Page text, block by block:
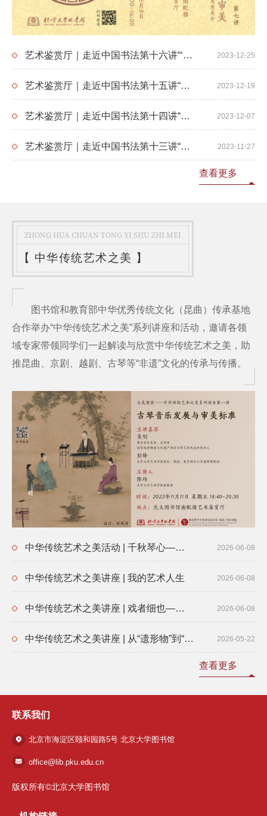
2023-12-25
艺术鉴赏厅｜走近中国书法第十六讲“‘书画同源’与‘以书入画’：书法何以成就文人画？”
2023-12-19
艺术鉴赏厅｜走近中国书法第十五讲“我们有过怎样的书法传统？”
2023-12-07
艺术鉴赏厅｜走近中国书法第十四讲“反丑书还是反俗书”
2023-11-27
艺术鉴赏厅｜走近中国书法第十三讲“汉代的篆书”
查看更多
ZHONG HUA CHUAN TONG YI SHU ZHI MEI
【 中华传统艺术之美 】
图书馆和教育部中华优秀传统文化（昆曲）传承基地
合作举办“中华传统艺术之美”系列讲座和活动，邀请各领
域专家带领同学们一起解读与欣赏中华传统艺术之美，助
推昆曲、京剧、越剧、古琴等“非遗”文化的传承与传播。
2026-06-08
中华传统艺术之美活动 | 千秋琴心——查阜西先生逝世五十周年纪念
2026-06-08
中华传统艺术之美讲座 | 我的艺术人生
2026-06-08
中华传统艺术之美讲座 | 戏者细也——老北京戏曲人张永和的编剧艺术与梨园人生
2026-05-22
中华传统艺术之美讲座 | 从“遗形物”到“优美之艺术”——访日访美访苏中的胡适与梅兰芳关系考述
查看更多
联系我们
北京市海淀区颐和园路5号 北京大学图书馆
office@lib.pku.edu.cn
版权所有©北京大学图书馆